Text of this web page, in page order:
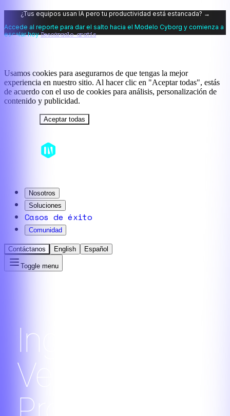
¿Tus equipos usan IA pero tu productividad está estancada? →
Accede al reporte para dar el salto hacia el Modelo Cyborg y comienza a
escalar hoy Descárgalo gratis
Usamos cookies para asegurarnos de que tengas la mejor
experiencia en nuestro sitio. Al hacer clic en "Aceptar todas", estás
de acuerdo con el uso de cookies para análisis, personalización de
contenido y publicidad.
Aceptar todas
Nosotros
Soluciones
Casos de éxito
Comunidad
Contáctanos English Español
Toggle menu
Ingenia
Venture